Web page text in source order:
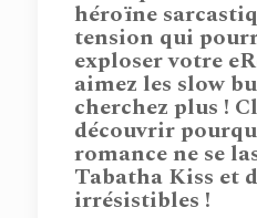
héroïne
tension qui
exploser votre
aimez les slow
cherchez plus !
découvrir
romance ne se
Tabatha Kiss et
irrésistibles !